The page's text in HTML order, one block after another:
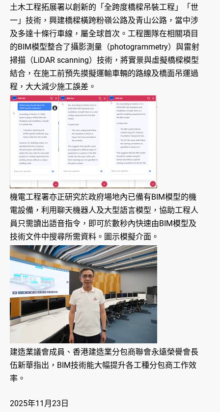
土木工程拓展署以創新的「全跨度橋樑吊裝工程」「世
一」技術，興建橋樑橫跨粉嶺公路及青山公路，當中涉
及多達十條行車線，屬全球首次。工程團隊在相關項目
的BIM模型整合了攝影測量（photogrammetry）與雷射
掃描（LiDAR scanning）技術，將實景與虛擬橋樑模型
結合，在施工前預先摸擬運輸車輛的路線及橋面吊運過
程，大大減少施工誤差。
機電工程署亦正研究於政府場地內已備有BIM模型的機
電設備，利用聊天機器人及大型語言模型，協助工程人
員只需讀出語音指令，即可於數秒內快速由BIM模型及
技術文件中搜尋所需資料。圖示模擬介面。
建造業議會成員、香港建造業分包商聯會永遠榮譽會長
伍新華指出，BIM技術能大幅提升各工種分包商工作效
率。
2025年11月23日